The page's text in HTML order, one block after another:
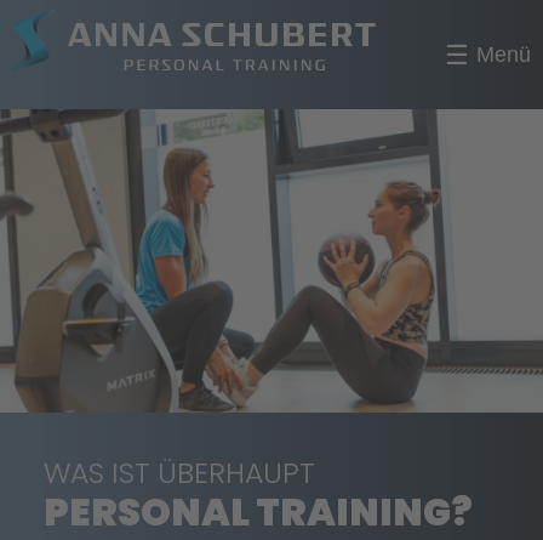
☰ Menü
WAS IST ÜBERHAUPT
PERSONAL TRAINING?